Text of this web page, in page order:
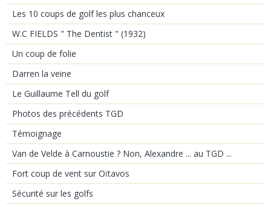
Les 10 coups de golf les plus chanceux
W.C FIELDS " The Dentist " (1932)
Un coup de folie
Darren la veine
Le Guillaume Tell du golf
Photos des précédents TGD
Témoignage
Van de Velde à Carnoustie ? Non, Alexandre ... au TGD ...
Fort coup de vent sur Oïtavos
Sécurité sur les golfs